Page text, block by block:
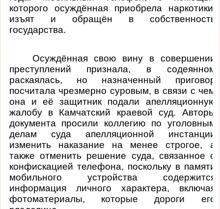
которого осуждённая приобрела наркотики,
изъят и обращён в собственность
государства.
Осуждённая свою вину в совершении
преступлений признала, в содеянном
раскаялась, но назначенный приговор
посчитала чрезмерно суровым, в связи с чем
она и её защитник подали апелляционную
жалобу в Камчатский краевой суд. Авторы
документа просили коллегию по уголовным
делам суда апелляционной инстанции
изменить наказание на менее строгое, а
также отменить решение суда, связанное с
конфискацией телефона, поскольку в памяти
мобильного устройства содержится
информация личного характера, включая
фотоматериалы, которые дороги его